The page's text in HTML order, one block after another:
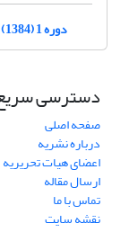
دوره 1 (1384)
دسترسی
صفحه اصلی
درباره نشریه
اعضای هیات تحریریه
ارسال مقاله
تماس با ما
نقشه سایت